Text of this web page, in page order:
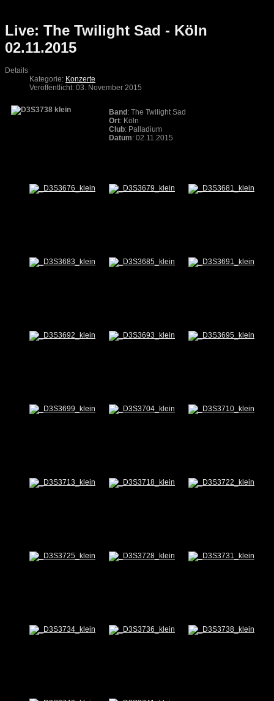
Live: The Twilight Sad - Köln
02.11.2015
Details
Kategorie: Konzerte
Veröffentlicht: 03. November 2015
Band : The Twilight Sad
Ort: Köln
Club: Palladium
Datum: 02.11.2015